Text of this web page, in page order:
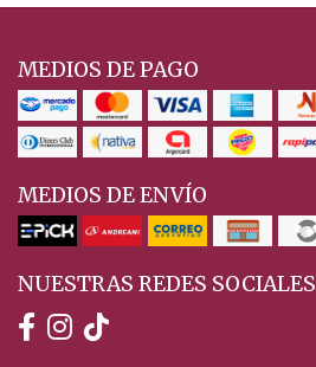
MEDIOS DE PAGO
MEDIOS DE ENVÍO
NUESTRAS REDES SOCIALES